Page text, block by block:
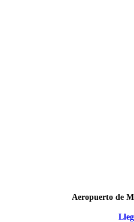
Aeropuerto de